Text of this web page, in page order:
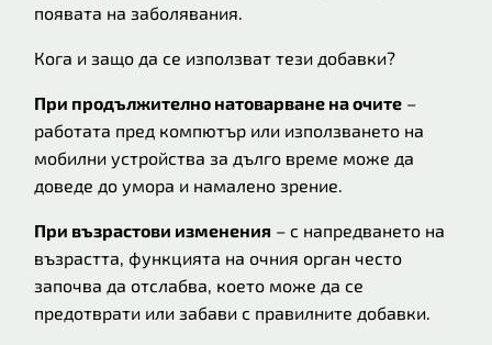
появата на заболявания.
Кога и защо да се използват тези добавки?
При продължително натоварване на очите –
работата пред компютър или използването на
мобилни устройства за дълго време може да
доведе до умора и намалено зрение.
При възрастови изменения – с напредването на
възрастта, функцията на очния орган често
започва да отслабва, което може да се
предотврати или забави с правилните добавки.